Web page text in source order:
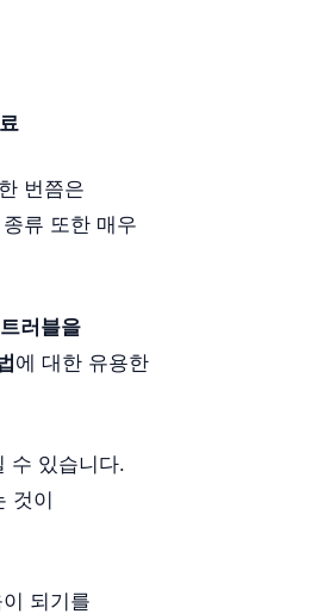
번쯤은
류 또한 매우
러블을
에 대한 유용한
수 있습니다.
것이
되기를